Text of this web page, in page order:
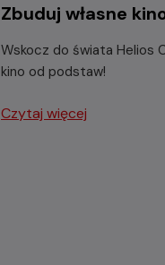
Zbuduj własne
Wskocz do świata Helios
kino od podstaw!
Czytaj więcej